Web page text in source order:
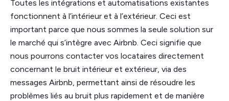
Toutes les intégrations et automatisations existantes
fonctionnent à l’intérieur et à l’extérieur. Ceci est
important parce que nous sommes la seule solution sur
le marché qui s’intègre avec Airbnb. Ceci signifie que
nous pourrons contacter vos locataires directement
concernant le bruit intérieur et extérieur, via des
messages Airbnb, permettant ainsi de résoudre les
problèmes liés au bruit plus rapidement et de manière